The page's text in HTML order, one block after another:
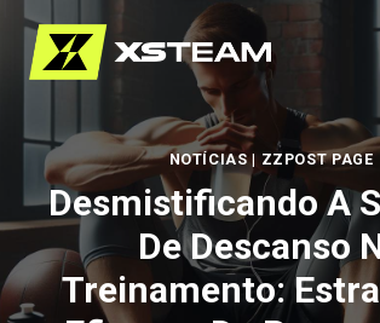
Pular
para
Conteúdo
NOTÍCIAS| ZZPOST PAGE
Desmistificando A
De Descanso
Treinamento: